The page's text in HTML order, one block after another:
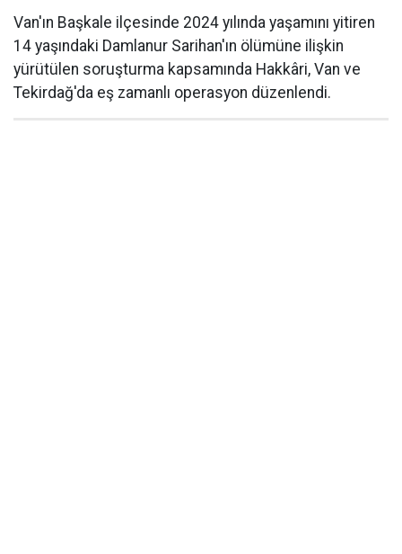
Van'ın Başkale ilçesinde 2024 yılında yaşamını yitiren
14 yaşındaki Damlanur Sarihan'ın ölümüne ilişkin
yürütülen soruşturma kapsamında Hakkâri, Van ve
Tekirdağ'da eş zamanlı operasyon düzenlendi.